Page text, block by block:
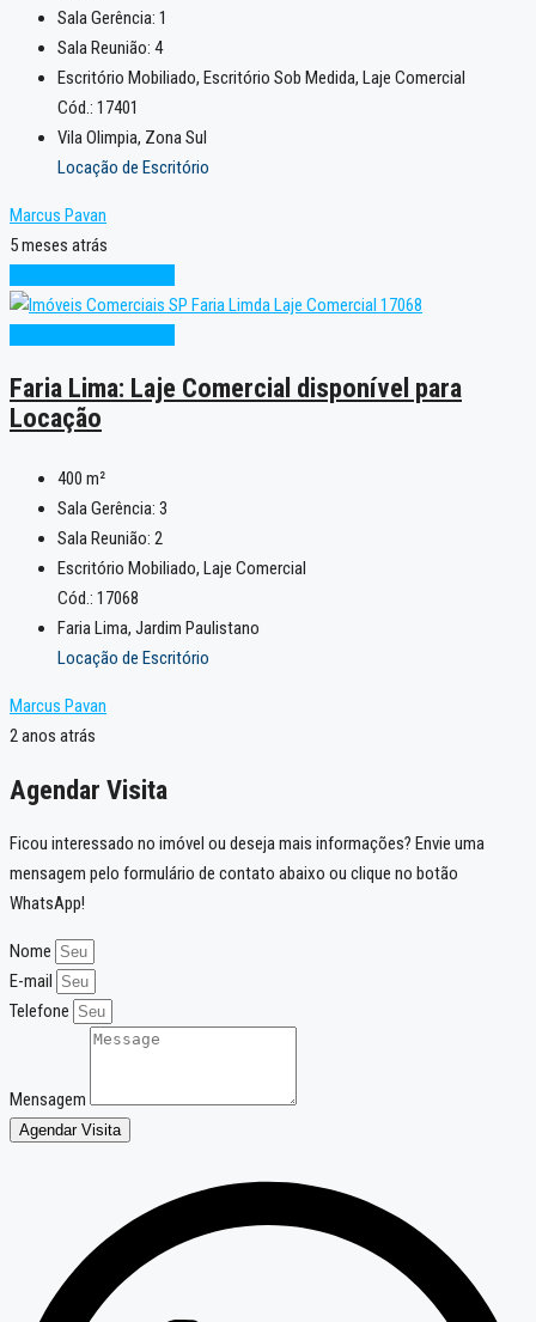
Sala Gerência: 1
Sala Reunião: 4
Escritório Mobiliado, Escritório Sob Medida, Laje Comercial
Cód.: 17401
Vila Olimpia, Zona Sul
Locação de Escritório
Marcus Pavan
5 meses atrás
Faria Lima: Laje Comercial disponível para
Locação
400 m²
Sala Gerência: 3
Sala Reunião: 2
Escritório Mobiliado, Laje Comercial
Cód.: 17068
Faria Lima, Jardim Paulistano
Locação de Escritório
Marcus Pavan
2 anos atrás
Agendar Visita
Ficou interessado no imóvel ou deseja mais informações? Envie uma
mensagem pelo formulário de contato abaixo ou clique no botão
WhatsApp!
Nome
E-mail
Telefone
Mensagem
Agendar Visita